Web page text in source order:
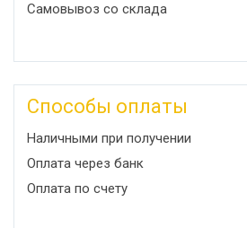
Самовывоз со склада
Способы оплаты
Наличными при получении
Оплата через банк
Оплата по счету